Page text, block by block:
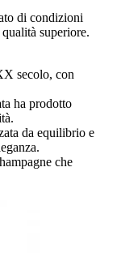
di condizioni
superiore.
secolo, con
ha prodotto
da equilibrio e
che